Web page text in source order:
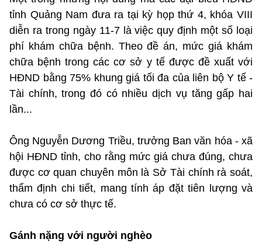
tỉnh Quảng Nam đưa ra tại kỳ họp thứ 4, khóa VIII
diễn ra trong ngày 11-7 là việc quy định một số loại
phí khám chữa bệnh. Theo đề án, mức giá khám
chữa bệnh trong các cơ sở y tế được đề xuất với
HĐND bằng 75% khung giá tối đa của liên bộ Y tế -
Tài chính, trong đó có nhiều dịch vụ tăng gấp hai
lần...
Ông Nguyễn Dương Triều, trưởng Ban văn hóa - xã
hội HĐND tỉnh, cho rằng mức giá chưa đúng, chưa
được cơ quan chuyên môn là Sở Tài chính rà soát,
thẩm định chi tiết, mang tính áp đặt tiên lượng và
chưa có cơ sở thực tế.
Gánh nặng với người nghèo